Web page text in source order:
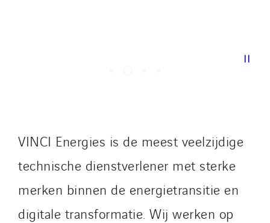
| |
VINCI Energies is de meest veelzijdige
technische dienstverlener met sterke
merken binnen de energietransitie en
digitale transformatie. Wij werken op